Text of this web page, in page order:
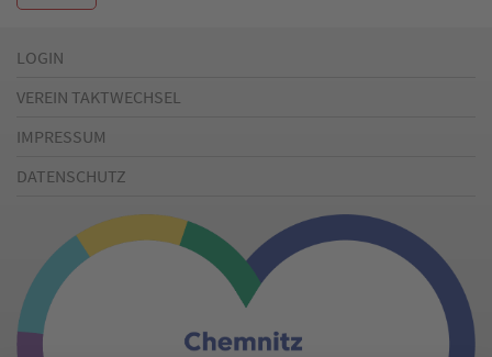
LOGIN
VEREIN TAKTWECHSEL
IMPRESSUM
DATENSCHUTZ